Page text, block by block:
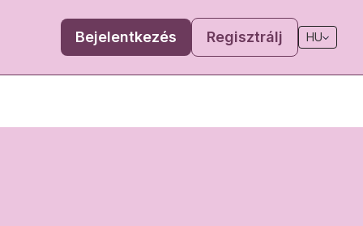
Bejelentkezés Regisztrálj HU